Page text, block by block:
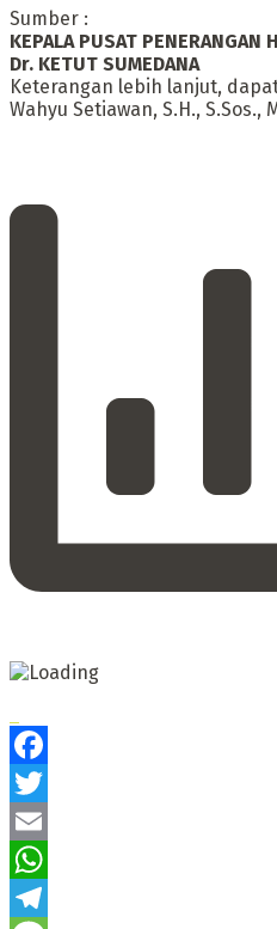
Sumber :
KEPALA PUSAT PENERANGAN
Dr. KETUT SUMEDANA
Keterangan lebih lanjut,
Wahyu Setiawan, S.H.,
Facebook
Twitter
Email
WhatsApp